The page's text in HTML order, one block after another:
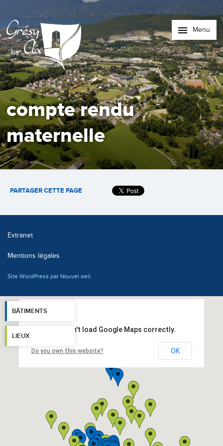
Menu
compte rendu
maternelle
PARTAGER CETTE PAGE
Extranet
Mentions légales
Site WordPress par Nouvel oeil
BÂTIMENTS
LIEUX
This page can't load Google Maps correctly.
Do you own this website? OK